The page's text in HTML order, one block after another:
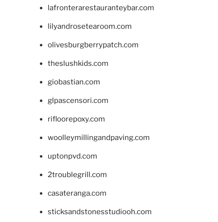
lafronterarestauranteybar.com
lilyandrosetearoom.com
olivesburgberrypatch.com
theslushkids.com
giobastian.com
glpascensori.com
rifloorepoxy.com
woolleymillingandpaving.com
uptonpvd.com
2troublegrill.com
casateranga.com
sticksandstonesstudiooh.com